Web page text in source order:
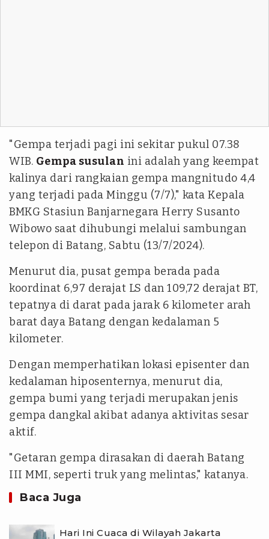
"Gempa terjadi pagi ini sekitar pukul 07.38
WIB. Gempa susulan ini adalah yang keempat
kalinya dari rangkaian gempa mangnitudo 4,4
yang terjadi pada Minggu (7/7)," kata Kepala
BMKG Stasiun Banjarnegara Herry Susanto
Wibowo saat dihubungi melalui sambungan
telepon di Batang, Sabtu (13/7/2024).
Menurut dia, pusat gempa berada pada
koordinat 6,97 derajat LS dan 109,72 derajat BT,
tepatnya di darat pada jarak 6 kilometer arah
barat daya Batang dengan kedalaman 5
kilometer.
Dengan memperhatikan lokasi episenter dan
kedalaman hiposenternya, menurut dia,
gempa bumi yang terjadi merupakan jenis
gempa dangkal akibat adanya aktivitas sesar
aktif.
"Getaran gempa dirasakan di daerah Batang
III MMI, seperti truk yang melintas," katanya.
Baca Juga
Hari Ini Cuaca di Wilayah Jakarta